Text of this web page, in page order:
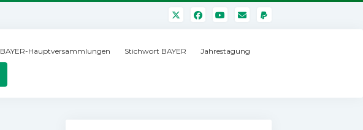
BAYER-Hauptversammlungen Stichwort BAYER Jahrestagung